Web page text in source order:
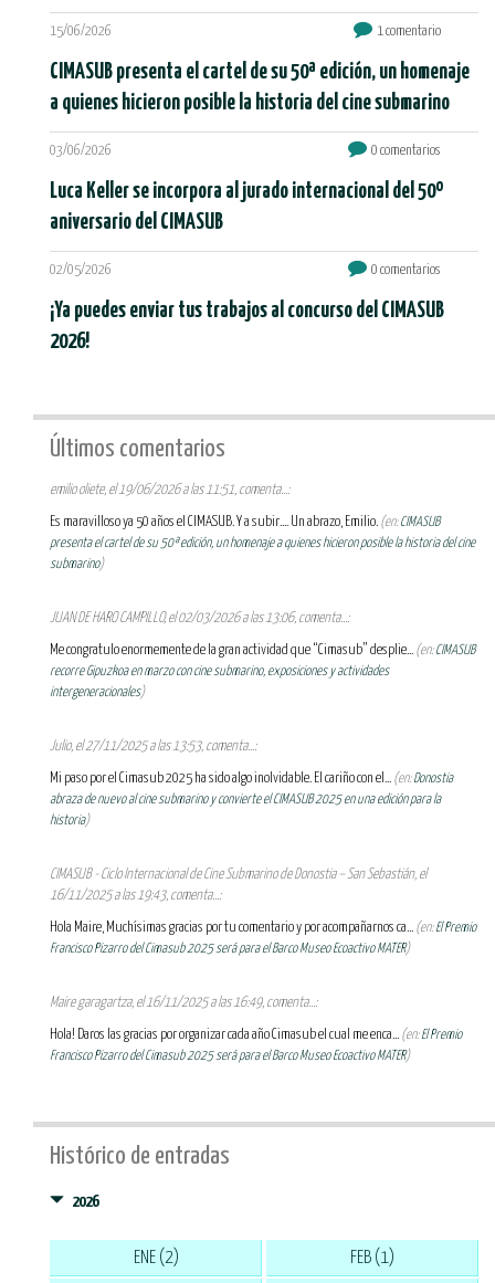
15/06/2026 1 comentario
CIMASUB presenta el cartel de su 50ª edición, un homenaje
a quienes hicieron posible la historia del cine submarino
03/06/2026 0 comentarios
Luca Keller se incorpora al jurado internacional del 50º
aniversario del CIMASUB
02/05/2026 0 comentarios
¡Ya puedes enviar tus trabajos al concurso del CIMASUB
2026!
Últimos comentarios
emilio oliete, el 19/06/2026 a las 11:51, comenta...:
Es maravilloso ya 50 años el CIMASUB. Y a subir.... Un abrazo, Emilio. (en:CIMASUB
presenta el cartel de su 50ª edición, un homenaje a quienes hicieron posible la historia del cine
submarino)
JUAN DE HARO CAMPILLO, el 02/03/2026 a las 13:06, comenta...:
Me congratulo enormemente de la gran actividad que “Cimasub” desplie... (en:CIMASUB
recorre Gipuzkoa en marzo con cine submarino, exposiciones y actividades
intergeneracionales)
Julio, el 27/11/2025 a las 13:53, comenta...:
Mi paso por el Cimasub 2025 ha sido algo inolvidable. El cariño con el... (en:Donostia
abraza de nuevo al cine submarino y convierte el CIMASUB 2025 en una edición para la
historia)
CIMASUB - Ciclo Internacional de Cine Submarino de Donostia – San Sebastián, el
16/11/2025 a las 19:43, comenta...:
Hola Maire, Muchísimas gracias por tu comentario y por acompañarnos ca... (en:El Premio
Francisco Pizarro del Cimasub 2025 será para el Barco Museo Ecoactivo MATER)
Maire garagartza, el 16/11/2025 a las 16:49, comenta...:
Hola! Daros las gracias por organizar cada año Cimasub el cual me enca... (en:El Premio
Francisco Pizarro del Cimasub 2025 será para el Barco Museo Ecoactivo MATER)
Histórico de entradas
2026
ENE (2) FEB (1)